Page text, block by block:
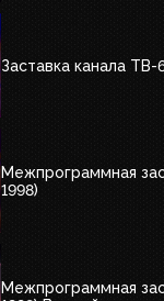
Заставка канала ТВ-
Межпрограммная
1998)
Межпрограммная